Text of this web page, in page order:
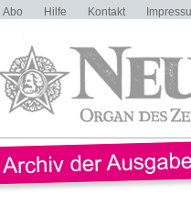
Abo Hilfe Kontakt